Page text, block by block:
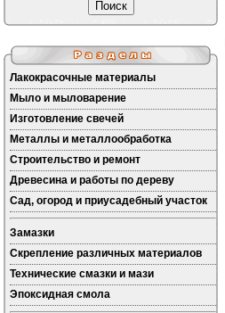
Лакокрасочные материалы
Мыло и мыловарение
Изготовление свечей
Металлы и металлообработка
Строительство и ремонт
Древесина и работы по дереву
Сад, огород и приусадебный участок
Замазки
Скрепление различных материалов
Технические смазки и мази
Эпоксидная смола